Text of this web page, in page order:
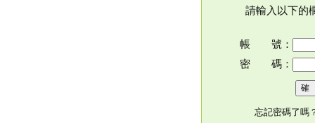
請輸入以下的
帳 號：
密 碼：
忘記密碼了嗎